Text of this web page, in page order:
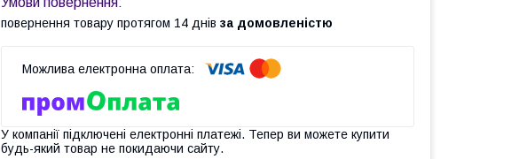
повернення товару протягом 14 днів за домовленістю
У компанії підключені електронні платежі. Тепер ви можете купити
будь-який товар не покидаючи сайту.